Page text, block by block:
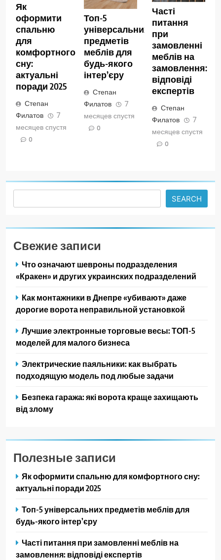
Як
оформити
спальню
для
комфортного
сну:
актуальні
поради 2025
Степан
Филатов
7
месяцев спустя
0
Топ-5
універсальних
предметів
меблів для
будь-якого
інтер’єру
Степан
Филатов
7
месяцев спустя
0
Часті
питання
при
замовленні
меблів на
замовлення:
відповіді
експертів
Степан
Филатов
7
месяцев спустя
0
SEARCH
Свежие записи
Что означают шевроны подразделения
«Кракен» и других украинских подразделений
Как монтажники в Днепре «убивают» даже
дорогие ворота неправильной установкой
Лучшие электронные торговые весы: ТОП-5
моделей для малого бизнеса
Электрические паяльники: как выбрать
подходящую модель под любые задачи
Безпека гаража: які ворота краще захищають
від злому
Полезные записи
Як оформити спальню для комфортного сну:
актуальні поради 2025
Топ-5 універсальних предметів меблів для
будь-якого інтер’єру
Часті питання при замовленні меблів на
замовлення: відповіді експертів